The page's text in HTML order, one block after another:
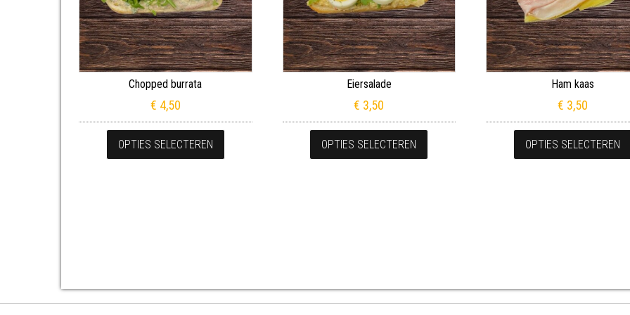
Chopped burrata
€ 4,50
OPTIES SELECTEREN
Dit product heeft meerdere variaties. Deze optie kan gekozen worden op de
Eiersalade
€ 3,50
OPTIES SELECTEREN
Dit product heeft meerdere variaties. Deze
Ham kaas
€ 3,50
OPTIES SELECTEREN